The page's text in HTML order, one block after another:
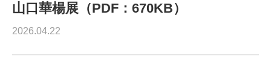
山口華楊展（PDF：670KB）
2026.04.22